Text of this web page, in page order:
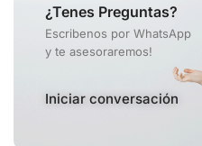
¿Tenes Preguntas?
Escribenos por WhatsApp
y te asesoraremos!
Iniciar conversación